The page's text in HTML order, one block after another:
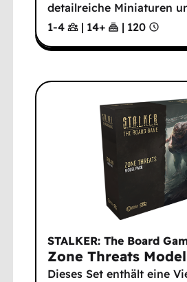
detailreiche Miniaturen
1-4
| 14+ | 120
STALKER: The Board
Zone Threats
Dieses Set enthält eine